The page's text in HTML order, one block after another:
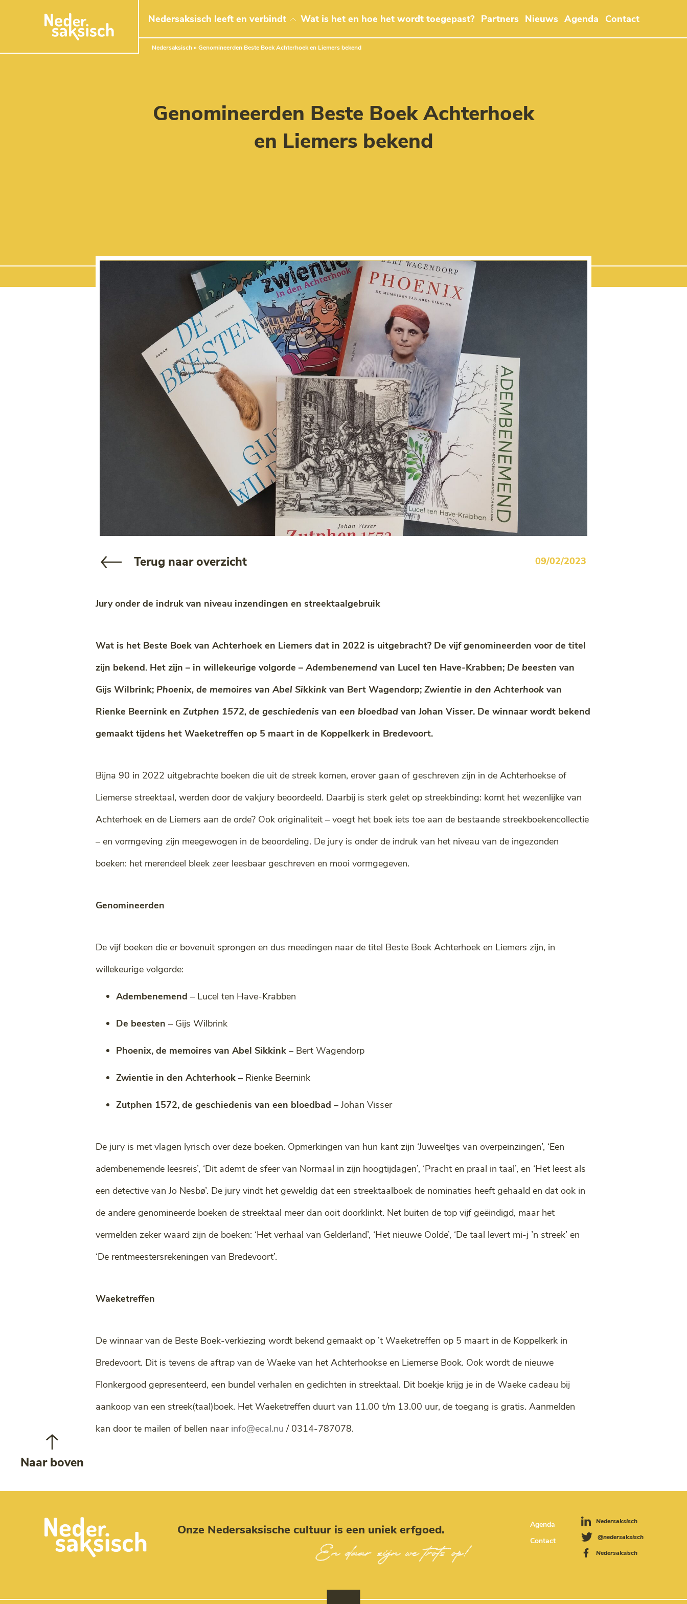
Nedersaksisch leeft en verbindt Wat is het en hoe het wordt toegepast? Partners Nieuws Agenda Contact
Nedersaksisch» Genomineerden Beste Boek Achterhoek en Liemers bekend
Genomineerden Beste Boek Achterhoek
en Liemers bekend
Terug naar overzicht 09/02/2023
Jury onder de indruk van niveau inzendingen en streektaalgebruik
Wat is het Beste Boek van Achterhoek en Liemers dat in 2022 is uitgebracht? De vijf genomineerden voor de titel
zijn bekend. Het zijn – in willekeurige volgorde –Adembenemend van Lucel ten Have-Krabben; De beesten van
Gijs Wilbrink; Phoenix, de memoires van Abel Sikkink van Bert Wagendorp; Zwientie in den Achterhook van
Rienke Beernink en Zutphen 1572, de geschiedenis van een bloedbad van Johan Visser. De winnaar wordt bekend
gemaakt tijdens het Waeketreffen op 5 maart in de Koppelkerk in Bredevoort.
Bijna 90 in 2022 uitgebrachte boeken die uit de streek komen, erover gaan of geschreven zijn in de Achterhoekse of
Liemerse streektaal, werden door de vakjury beoordeeld. Daarbij is sterk gelet op streekbinding: komt het wezenlijke van
Achterhoek en de Liemers aan de orde? Ook originaliteit – voegt het boek iets toe aan de bestaande streekboekencollectie
– en vormgeving zijn meegewogen in de beoordeling. De jury is onder de indruk van het niveau van de ingezonden
boeken: het merendeel bleek zeer leesbaar geschreven en mooi vormgegeven.
Genomineerden
De vijf boeken die er bovenuit sprongen en dus meedingen naar de titel Beste Boek Achterhoek en Liemers zijn, in
willekeurige volgorde:
Adembenemend – Lucel ten Have-Krabben
De beesten – Gijs Wilbrink
Phoenix, de memoires van Abel Sikkink – Bert Wagendorp
Zwientie in den Achterhook – Rienke Beernink
Zutphen 1572, de geschiedenis van een bloedbad – Johan Visser
De jury is met vlagen lyrisch over deze boeken. Opmerkingen van hun kant zijn ‘Juweeltjes van overpeinzingen’, ‘Een
adembenemende leesreis’, ‘Dit ademt de sfeer van Normaal in zijn hoogtijdagen’, ‘Pracht en praal in taal’, en ‘Het leest als
een detective van Jo Nesbø’. De jury vindt het geweldig dat een streektaalboek de nominaties heeft gehaald en dat ook in
de andere genomineerde boeken de streektaal meer dan ooit doorklinkt. Net buiten de top vijf geëindigd, maar het
vermelden zeker waard zijn de boeken: ‘Het verhaal van Gelderland’, ‘Het nieuwe Oolde’, ‘De taal levert mi-j ’n streek’ en
‘De rentmeestersrekeningen van Bredevoort’.
Waeketreffen
De winnaar van de Beste Boek-verkiezing wordt bekend gemaakt op ’t Waeketreffen op 5 maart in de Koppelkerk in
Bredevoort. Dit is tevens de aftrap van de Waeke van het Achterhookse en Liemerse Book. Ook wordt de nieuwe
Flonkergood gepresenteerd, een bundel verhalen en gedichten in streektaal. Dit boekje krijg je in de Waeke cadeau bij
aankoop van een streek(taal)boek. Het Waeketreffen duurt van 11.00 t/m 13.00 uur, de toegang is gratis. Aanmelden
kan door te mailen of bellen naar info@ecal.nu / 0314-787078.
Naar boven
Onze Nedersaksische cultuur is een uniek erfgoed.
Agenda
Contact
Nedersaksisch
@nedersaksisch
Nedersaksisch